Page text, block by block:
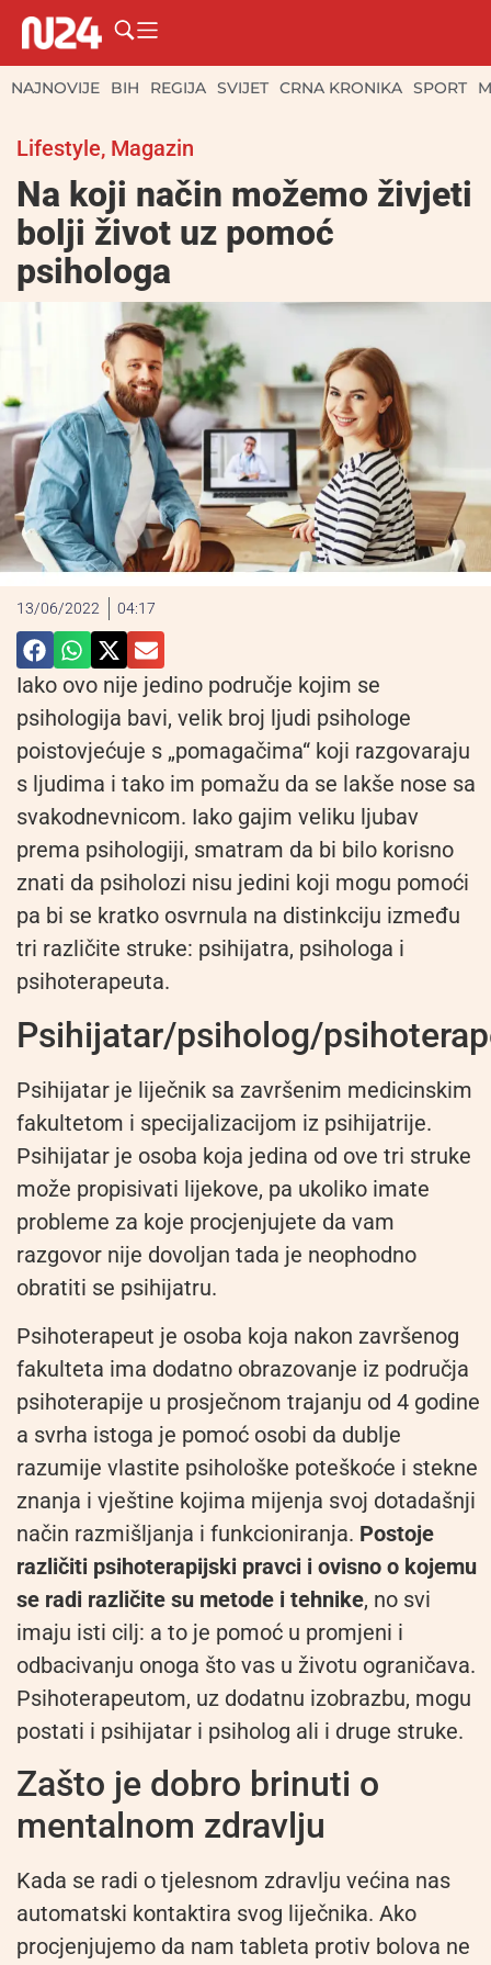
NAJNOVIJE BIH REGIJA SVIJET CRNA KRONIKA SPORT
Lifestyle, Magazin
Na koji način možemo živjeti
bolji život uz pomoć
psihologa
13/06/2022 04:17
Iako ovo nije jedino područje kojim se
psihologija bavi, velik broj ljudi psihologe
poistovjećuje s „pomagačima“ koji razgovaraju
s ljudima i tako im pomažu da se lakše nose sa
svakodnevnicom. Iako gajim veliku ljubav
prema psihologiji, smatram da bi bilo korisno
znati da psiholozi nisu jedini koji mogu pomoći
pa bi se kratko osvrnula na distinkciju između
tri različite struke: psihijatra, psihologa i
psihoterapeuta.
Psihijatar/psiholog/
Psihijatar je liječnik sa završenim medicinskim
fakultetom i specijalizacijom iz psihijatrije.
Psihijatar je osoba koja jedina od ove tri struke
može propisivati lijekove, pa ukoliko imate
probleme za koje procjenjujete da vam
razgovor nije dovoljan tada je neophodno
obratiti se psihijatru.
Psihoterapeut je osoba koja nakon završenog
fakulteta ima dodatno obrazovanje iz područja
psihoterapije u prosječnom trajanju od 4 godine
a svrha istoga je pomoć osobi da dublje
razumije vlastite psihološke poteškoće i stekne
znanja i vještine kojima mijenja svoj dotadašnji
način razmišljanja i funkcioniranja. Postoje
različiti psihoterapijski pravci i ovisno o kojemu
se radi različite su metode i tehnike, no svi
imaju isti cilj: a to je pomoć u promjeni i
odbacivanju onoga što vas u životu ograničava.
Psihoterapeutom, uz dodatnu izobrazbu, mogu
postati i psihijatar i psiholog ali i druge struke.
Zašto je dobro brinuti o
mentalnom zdravlju
Kada se radi o tjelesnom zdravlju većina nas
automatski kontaktira svog liječnika. Ako
procjenjujemo da nam tableta protiv bolova ne